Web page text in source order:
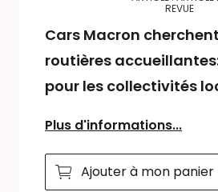
REVUE
Cars Macron
routières
pour les collectivités
Plus d'informations...
Ajouter à mon panier